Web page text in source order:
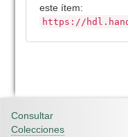
este ítem:
https://
Consultar
Colecciones